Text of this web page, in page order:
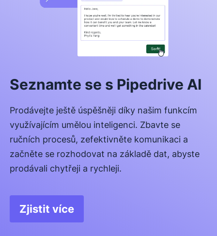
Seznamte se s Pipedrive AI
Prodávejte ještě úspěšněji díky našim funkcím
využívajícím umělou inteligenci. Zbavte se
ručních procesů, zefektivněte komunikaci a
začněte se rozhodovat na základě dat, abyste
prodávali chytřeji a rychleji.
Zjistit více
Otevře se v novém okně